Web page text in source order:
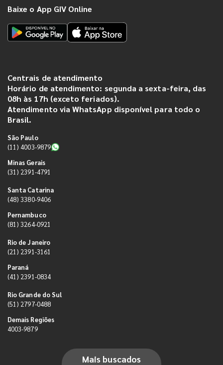
Baixe o App GIV Online
Centrais de atendimento
Horário de atendimento: segunda a sexta-feira, das
08h às 17h (exceto feriados).
Atendimento via WhatsApp disponível para todo o
Brasil.
São Paulo
(11) 4003-9879
Minas Gerais
(31) 2391-4791
Santa Catarina
(48) 3380-9406
Pernambuco
(81) 3264-0921
Rio de Janeiro
(21) 2391-3161
Paraná
(41) 2391-0834
Rio Grande do Sul
(51) 2797-0488
Demais Regiões
4003-9879
Mais buscados